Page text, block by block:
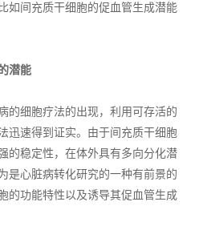
如间充质干细胞的促血管生成潜能
潜能
的细胞疗法的出现，利用可存活的
迅速得到证实。由于间充质干细胞
的稳定性，在体外具有多向分化潜
是心脏病转化研究的一种有前景的
的功能特性以及诱导其促血管生成